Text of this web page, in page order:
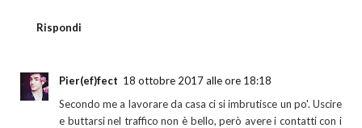
Rispondi
Pier(ef)fect 18 ottobre 2017 alle ore 18:18
Secondo me a lavorare da casa ci si imbrutisce un po'. Uscire
e buttarsi nel traffico non è bello, però avere i contatti con i